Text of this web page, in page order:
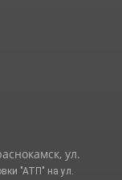
ул.
"АТП" на ул.